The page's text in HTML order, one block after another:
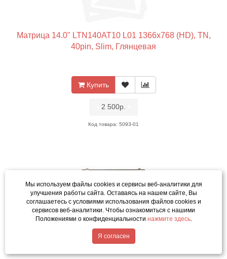
Матрица 14.0" LTN140AT10 L01 1366x768 (HD), TN,
40pin, Slim, Глянцевая
Купить
2 500р.
Код товара: 5093-01
Матрица 14.0" LTN140AT08 1366x768 (HD), TN, 40pin,
Slim, Глянцевая
Написать в MAX
Мы используем файлы cookies и сервисы веб-аналитики для
улучшения работы сайта. Оставаясь на нашем сайте, Вы
соглашаетесь с условиями использования файлов cookies и
сервисов веб-аналитики. Чтобы ознакомиться с нашими
Положениями о конфиденциальности нажмите здесь.
Я согласен